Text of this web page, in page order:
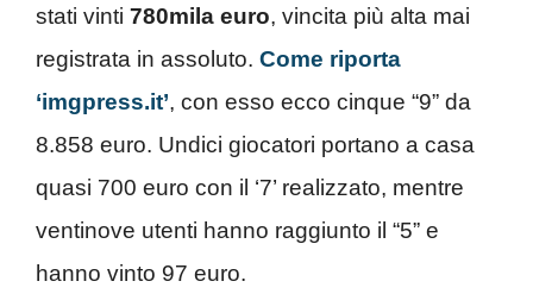
stati vinti 780mila euro, vincita più alta mai
registrata in assoluto. Come riporta
‘imgpress.it’, con esso ecco cinque “9” da
8.858 euro. Undici giocatori portano a casa
quasi 700 euro con il ‘7’ realizzato, mentre
ventinove utenti hanno raggiunto il “5” e
hanno vinto 97 euro.